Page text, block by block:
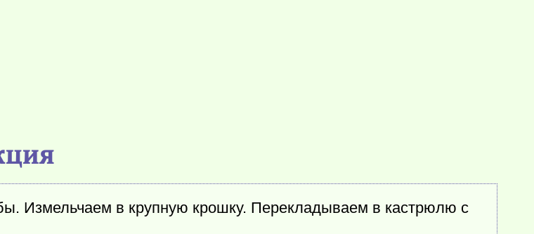
Измельчаем в крупную крошку. Перекладываем в кастрюлю с